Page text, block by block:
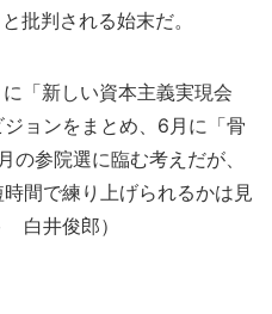
批判される始末だ。
「新しい資本主義実現会
ョンをまとめ、6月に「骨
の参院選に臨む考えだが、
間で練り上げられるかは見
白井俊郎）